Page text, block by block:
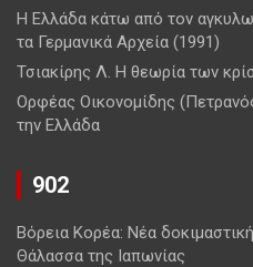
Η Ελλάδα κάτω από τον
τα Γερμανικά Αρχεία (1991)
Τσιακίρης Λ. Η θεωρία των
Ορφέας Οικονομίδης
την Ελλάδα
902
Βόρεια Κορέα: Νέα
Θάλασσα της Ιαπωνίας